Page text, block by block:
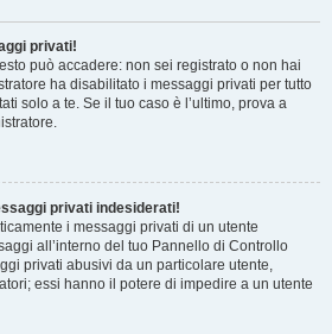
privati!
può accadere: non sei registrato o non hai
ha disabilitato i messaggi privati per tutto
solo a te. Se il tuo caso è l’ultimo, prova a
privati indesiderati!
i messaggi privati ​​di un utente
all’interno del tuo Pannello di Controllo
privati ​​abusivi da un particolare utente,
essi hanno il potere di impedire a un utente